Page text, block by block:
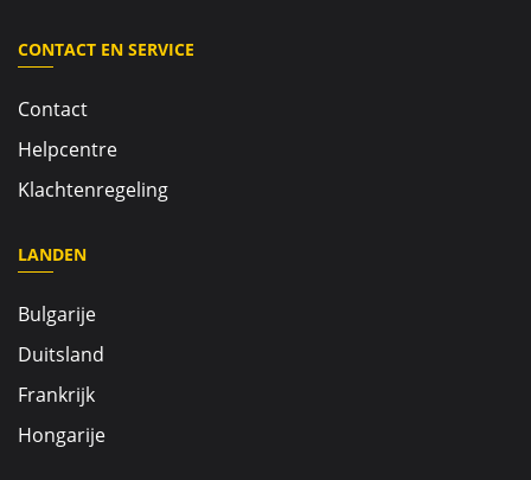
CONTACT EN SERVICE
Contact
Helpcentre
Klachtenregeling
LANDEN
Bulgarije
Duitsland
Frankrijk
Hongarije